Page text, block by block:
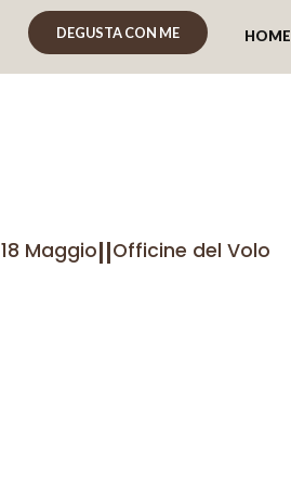
HOME
DEGUSTA CON ME
18 Maggio||Officine del Volo